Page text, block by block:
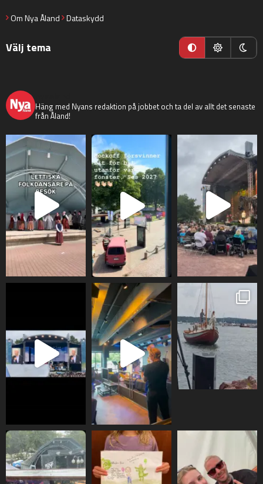
Om Nya Åland Dataskydd
Välj tema
Häng med Nyans redaktion på jobbet och ta del av allt det senaste
från Åland!